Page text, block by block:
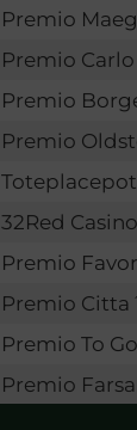
Premio
Premio Carlo
Premio
Premio
32Red
Premio
Premio
Premio To
Premio